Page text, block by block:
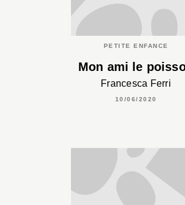
PETITE ENFANCE
Mon ami le
Francesca Ferri
10/06/2020